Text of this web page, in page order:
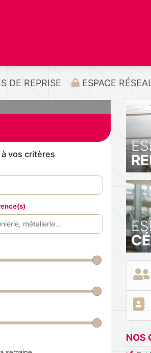
DE REPRISE ESPACE
vos critères
NOS